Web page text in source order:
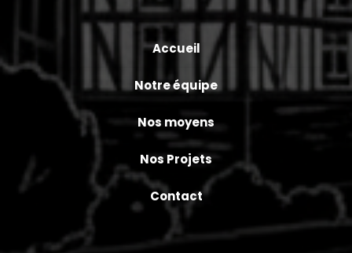
Accueil
Notre équipe
Nos moyens
Nos Projets
Contact